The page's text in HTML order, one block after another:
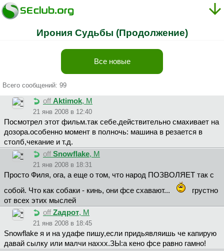
Ирония Судьбы (Продолжение)
Все новые
Всего сообщений: 99
off Aktimok, М
21 янв 2008 в 12:40
Посмотрел этот фильм.так себе.действительно смахивает на
дозора.особенно момент в полночь: машина в резается в
столб,чекание и т.д.
off Snowflake, М
21 янв 2008 в 18:31
Пpocтo Филя, ога, а еще о том, что народ ПОЗВОЛЯЕТ так с
собой. Что как собаки - кинь, они фсе схавают...
грустно
от всех этих мыслей
off Zaдpoт, М
21 янв 2008 в 18:45
Snowflake я и на удафе пишу,если придьявляишь че капирую
давай сылку или малчи наххх.ЗЫ:а кено фсе равно гамно!